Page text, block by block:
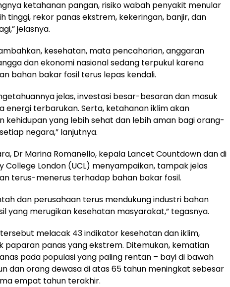
ketahanan pangan, risiko wabah penyakit menular
tinggi, rekor panas ekstrem, kekeringan, banjir, dan
jelasnya.
kesehatan, mata pencaharian, anggaran
dan ekonomi nasional sedang terpukul karena
bahan bakar fosil terus lepas kendali.
jelas, investasi besar-besaran dan masuk
energi terbarukan. Serta, ketahanan iklim akan
kehidupan yang lebih sehat dan lebih aman bagi orang-
negara,” lanjutnya.
Dr Marina Romanello, kepala Lancet Countdown dan di
College London (UCL) menyampaikan, tampak jelas
terus-menerus terhadap bahan bakar fosil.
dan perusahaan terus mendukung industri bahan
yang merugikan kesehatan masyarakat,” tegasnya.
melacak 43 indikator kesehatan dan iklim,
paparan panas yang ekstrem. Ditemukan, kematian
pada populasi yang paling rentan – bayi di bawah
dan orang dewasa di atas 65 tahun meningkat sebesar
empat tahun terakhir.